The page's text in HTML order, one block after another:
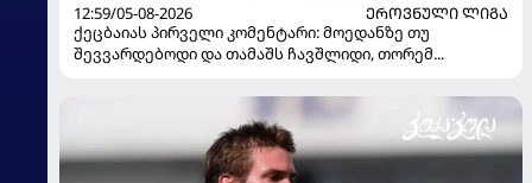
12:59/05-08-2026
ᲔᲠᲝᲕᲜᲣᲚᲘ ᲚᲘᲒᲐ
ქეცბაიას პირველი კომენტარი: მოედანზე თუ
შევვარდებოდი და თამაშს ჩავშლიდი, თორემ...